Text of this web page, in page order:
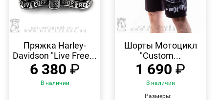
ПРОСМОТР
Пряжка Harley-
Davidson "Live Free...
6 380 ₽
В наличии
ПРОСМОТР
Шорты Мотоцикл
"Custom...
1 690 ₽
В наличии
Размеры: